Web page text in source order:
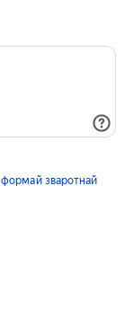
формай зваротнай